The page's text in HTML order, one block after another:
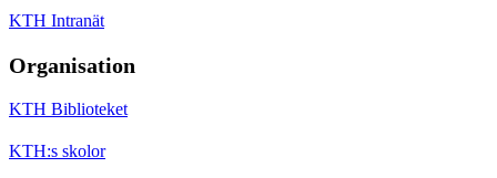
KTH Intranät
Organisation
KTH Biblioteket
KTH:s skolor